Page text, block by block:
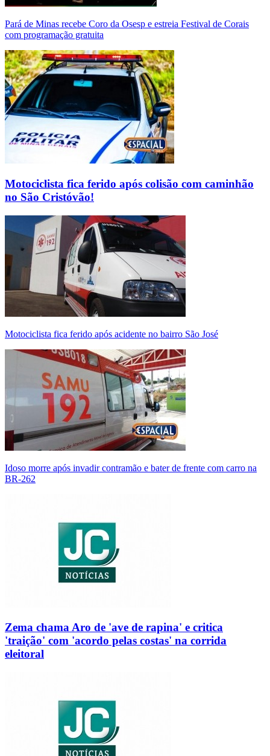
Pará de Minas recebe Coro da Osesp e estreia Festival de Corais
com programação gratuita
Motociclista fica ferido após colisão com caminhão
no São Cristóvão!
Motociclista fica ferido após acidente no bairro São José
Idoso morre após invadir contramão e bater de frente com carro na
BR-262
Zema chama Aro de 'ave de rapina' e critica
'traição' com 'acordo pelas costas' na corrida
eleitoral